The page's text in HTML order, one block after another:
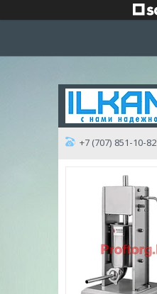
+7 (707) 851-10-82